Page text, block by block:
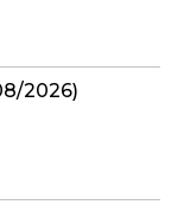
2026)